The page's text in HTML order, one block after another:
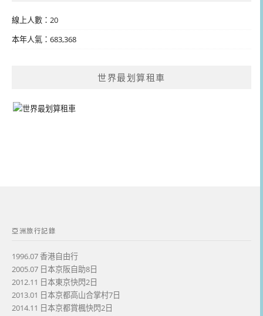
線上人數：20
本年人氣：683,368
世界最划算租車
亞洲旅行記錄
1996.07 香港自由行
2005.07 日本京阪自助8日
2012.11 日本東京快閃2日
2013.01 日本京都高山合掌村7日
2014.11 日本京都賞楓快閃2日